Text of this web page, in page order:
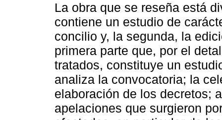
La obra que se reseña está
contiene un estudio de
concilio y, la segunda, la
primera parte que, por el
tratados, constituye un
analiza la convocatoria; la
elaboración de los decretos;
apelaciones que surgieron